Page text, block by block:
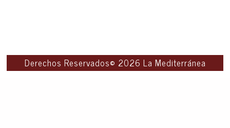
Derechos Reservados© 2026 La Mediterránea